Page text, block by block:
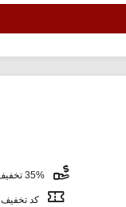
35% تخفیف
کد تخفیف